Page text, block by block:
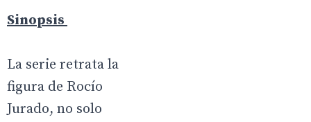
Sinopsis
La serie retrata la
figura de Rocío
Jurado, no solo